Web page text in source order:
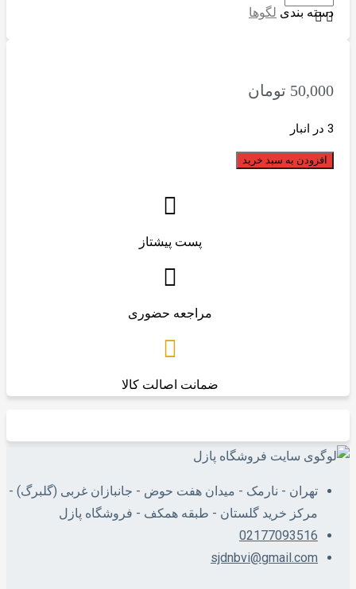
دسته بندی لگوها
50,000 تومان
3 در انبار
کفشدوزکی
افزودن به سبد خرید
پست پیشتاز
مراجعه حضوری
ضمانت اصالت کالا
تهران - نارمک - میدان هفت حوض - جانبازان غربی (گلبرگ) -
مرکز خرید گلستان - طبقه همکف - فروشگاه پازل
02177093516
sjdnbvi@gmail.com